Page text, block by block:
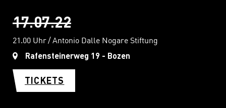
17.07.22
21.00 Uhr Antonio Dalle Nogare Stiftung
Rafensteinerweg 19 - Bozen
TICKETS